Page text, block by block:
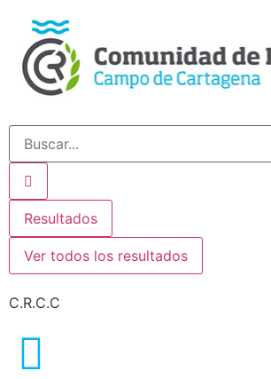
Resultados
Ver todos los resultados
C.R.C.C